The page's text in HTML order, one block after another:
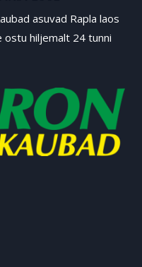
asuvad Rapla laos
hiljemalt 24 tunni